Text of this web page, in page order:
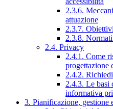
2.3.6.
attuazione
2.3.7.
2.3.8.
2.4. Privacy
2.4.1. Come
progettazione
2.4.2.
2.4.3. Le basi
informativa
3. Pianificazione, gestione